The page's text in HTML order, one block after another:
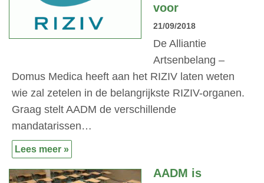
voor
21/09/2018
De Alliantie
Artsenbelang –
Domus Medica heeft aan het RIZIV laten weten
wie zal zetelen in de belangrijkste RIZIV-organen.
Graag stelt AADM de verschillende
mandatarissen…
Lees meer »
AADM is